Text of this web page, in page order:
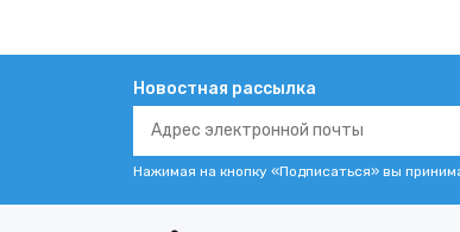
Новостная рассылка
Нажимая на кнопку «Подписаться» вы